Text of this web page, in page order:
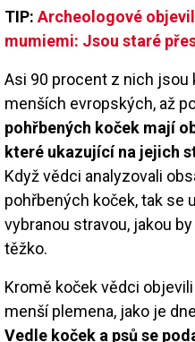
TIP: Archeologové
mumiemi: Jsou staré
Asi 90 procent z nich jsou
menších evropských, až
pohřbených koček mají
které ukazující na jejich
Když vědci analyzovali
pohřbených koček, tak se
vybranou stravou, jakou
těžko.
Kromě koček vědci objevili
menší plemena, jako je
Vedle koček a psů se